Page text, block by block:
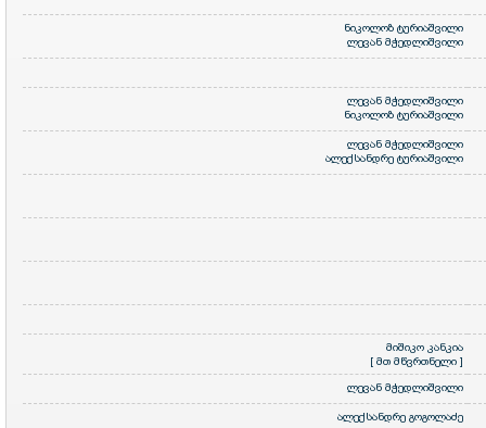
ნიკოლოზ ტურიაშვილი
ლევან მჭედლიშვილი
ლევან მჭედლიშვილი
ნიკოლოზ ტურიაშვილი
ლევან მჭედლიშვილი
ალექსანდრე ტურიაშვილი
მიშიკო კანკია
[ მთ მწვრთნელი ]
ლევან მჭედლიშვილი
ალექსანდრე გოგოლაძე